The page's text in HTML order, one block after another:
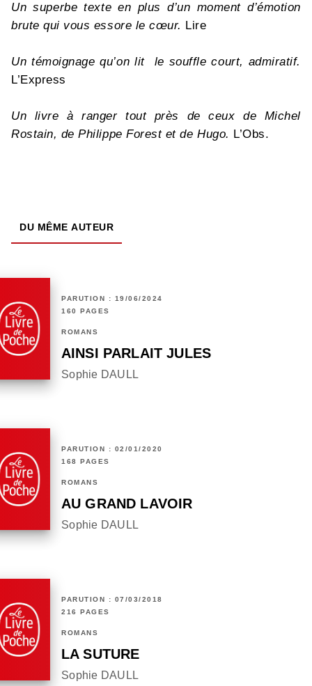
Un superbe texte en plus d’un moment d’émotion
brute qui vous essore le cœur. Lire
Un témoignage qu’on lit le souffle court, admiratif.
L’Express
Un livre à ranger tout près de ceux de Michel
Rostain, de Philippe Forest et de Hugo. L’Obs.
DU MÊME AUTEUR
PARUTION : 19/06/2024
160 PAGES
ROMANS
AINSI PARLAIT JULES
Sophie DAULL
PARUTION : 02/01/2020
168 PAGES
ROMANS
AU GRAND LAVOIR
Sophie DAULL
PARUTION : 07/03/2018
216 PAGES
ROMANS
LA SUTURE
Sophie DAULL